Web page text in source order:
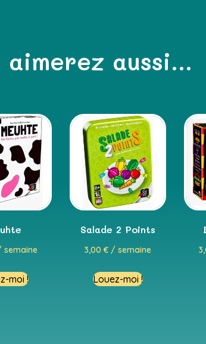
aimerez aussi...
moi !
Salade 2 Points
3,00€ / semaine
Louez-moi !